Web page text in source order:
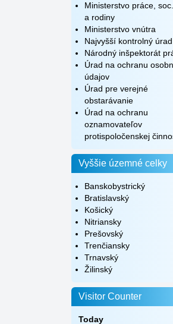
Ministerstvo práce,
a rodiny
Ministerstvo vnútra
Najvyšší kontrolný úrad
Národný inšpektorát
Úrad na ochranu
údajov
Úrad pre verejné
obstarávanie
Úrad na ochranu
oznamovateľov
protispoločenskej
Vyššie územné celky
Banskobystrický
Bratislavský
Košický
Nitriansky
Prešovský
Trenčiansky
Trnavský
Žilinský
Visitor Counter
Today